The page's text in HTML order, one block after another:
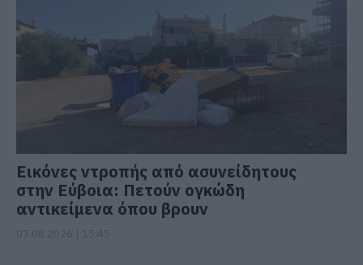
Εικόνες ντροπής από ασυνείδητους
στην Εύβοια: Πετούν ογκώδη
αντικείμενα όπου βρουν